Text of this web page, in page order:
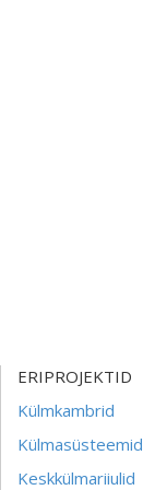
ERIPROJEKTID
Külmkambrid
Külmasüsteemid
Keskkülmariiulid